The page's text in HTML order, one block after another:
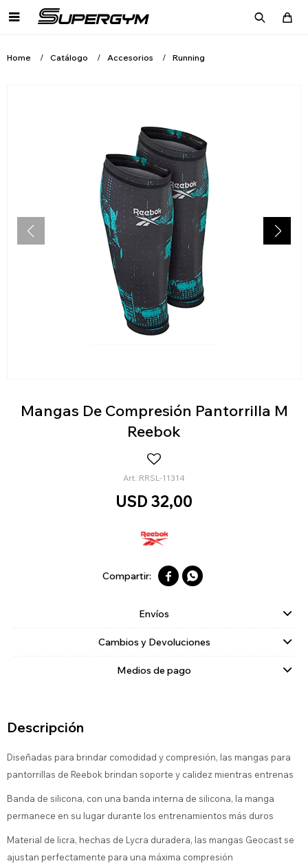

Home Catálogo Accesorios Running
Mangas De Compresión Pantorrilla M
Reebok
RRSL-11314
USD 32,00
 
Envíos
Cambios y Devoluciones
Medios de pago
Descripción
Diseñadas para brindar comodidad y compresión, las mangas para
pantorrillas de Reebok brindan soporte y calidez mientras entrenas
Banda de silicona, con una banda interna de silicona, la manga
permanece en su lugar durante los entrenamientos más duros
Material de licra, hechas de Lycra duradera, las mangas Geocast se
ajustan perfectamente para una máxima compresión